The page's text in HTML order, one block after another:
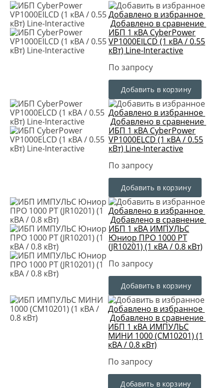
Добавлено в избранное
Добавлено в сравнение
ИБП 1 кВА CyberPower
VP1000EILCD (1 кВА / 0.55
кВт) Line-Interactive
По запросу
Добавить в корзину
Добавлено в избранное
Добавлено в сравнение
ИБП 1 кВА CyberPower
VP1000ELCD (1 кВА / 0.55
кВт) Line-Interactive
По запросу
Добавить в корзину
Добавлено в избранное
Добавлено в сравнение
ИБП 1 кВА ИМПУЛЬС
Юниор ПРО 1000 РТ
(JR10201) (1 кВА / 0.8 кВт)
По запросу
Добавить в корзину
Добавлено в избранное
Добавлено в сравнение
ИБП 1 кВА ИМПУЛЬС
МИНИ 1000 (CM10201) (1
кВА / 0.8 кВт)
По запросу
Добавить в корзину